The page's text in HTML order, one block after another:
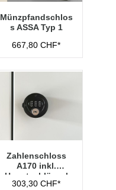
Münzpfandschlos
s ASSA Typ 1
667,80 CHF*
Zahlenschloss
A170 inkl.
Hauptschlüssel
Typ 1
303,30 CHF*